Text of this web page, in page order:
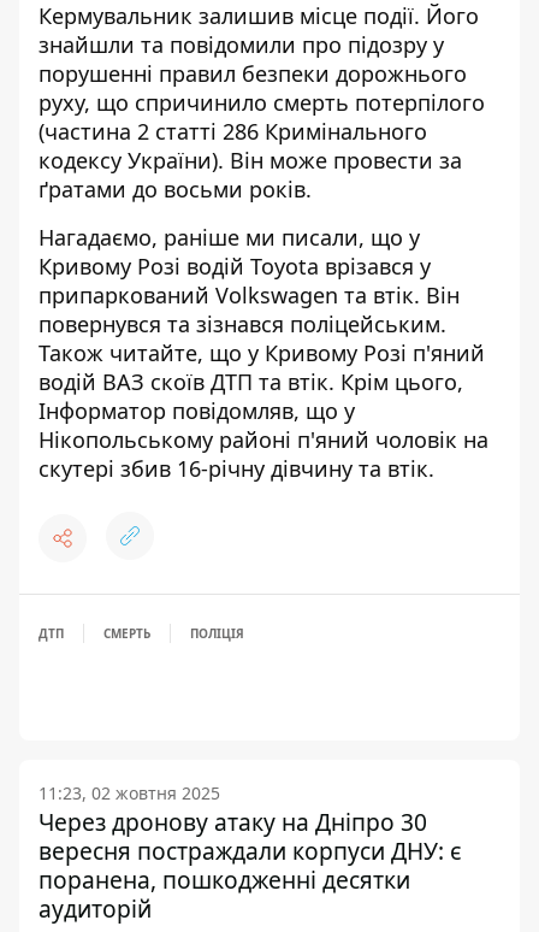
Кермувальник залишив місце події. Його
знайшли та повідомили про підозру у
порушенні правил безпеки дорожнього
руху, що спричинило смерть потерпілого
(частина 2 статті 286 Кримінального
кодексу України). Він може провести за
ґратами до восьми років.
Нагадаємо, раніше ми писали, що у
Кривому Розі водій Toyota врізався у
припаркований Volkswagen та втік. Він
повернувся та зізнався поліцейським.
Також читайте, що у Кривому Розі п'яний
водій ВАЗ скоїв ДТП та втік. Крім цього,
Інформатор повідомляв, що у
Нікопольському районі п'яний чоловік на
скутері збив 16-річну дівчину та втік.
ДТП СМЕРТЬ ПОЛІЦІЯ
11:23, 02 жовтня 2025
Через дронову атаку на Дніпро 30
вересня постраждали корпуси ДНУ: є
поранена, пошкодженні десятки
аудиторій